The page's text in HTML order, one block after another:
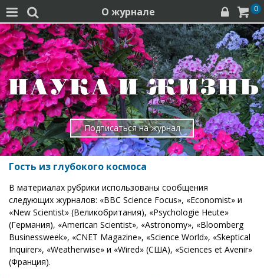
  О журнале   0
Подписаться на журнал
Гость из глубокого космоса
В материалах рубрики использованы сообщения
следующих журналов: «BBC Science Focus», «Economist» и
«New Scientist» (Великобритания), «Psychologie Heute»
(Германия), «American Scientist», «Astronomy», «Bloomberg
Businessweek», «CNET Magazine», «Science World», «Skeptical
Inquirer», «Weatherwise» и «Wired» (США), «Sciences et Avenir»
(Франция).